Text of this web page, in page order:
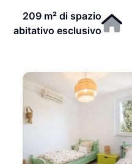
209 m² di spazio
abitativo esclusivo